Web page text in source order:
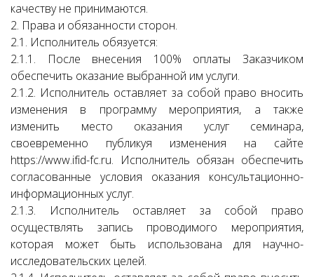
качеству не принимаются.
2. Права и обязанности сторон.
2.1. Исполнитель обязуется:
2.1.1. После внесения 100% оплаты Заказчиком
обеспечить оказание выбранной им услуги.
2.1.2. Исполнитель оставляет за собой право вносить
изменения в программу мероприятия, а также
изменить место оказания услуг семинара,
своевременно публикуя изменения на сайте
https://www.ifid-fc.ru. Исполнитель обязан обеспечить
согласованные условия оказания консультационно-
информационных услуг.
2.1.3. Исполнитель оставляет за собой право
осуществлять запись проводимого мероприятия,
которая может быть использована для научно-
исследовательских целей.